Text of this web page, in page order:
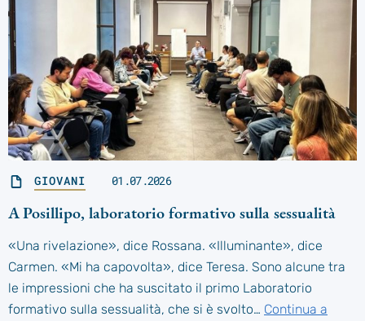
GIOVANI 01.07.2026
A Posillipo, laboratorio formativo sulla sessualità
«Una rivelazione», dice Rossana. «Illuminante», dice
Carmen. «Mi ha capovolta», dice Teresa. Sono alcune tra
le impressioni che ha suscitato il primo Laboratorio
formativo sulla sessualità, che si è svolto… Continua a